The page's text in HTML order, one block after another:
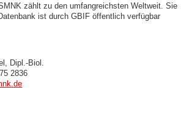
zählt zu den umfangreichsten Weltweit. Sie
ist durch GBIF öffentlich verfügbar
Dipl.-Biol.
2836
.de